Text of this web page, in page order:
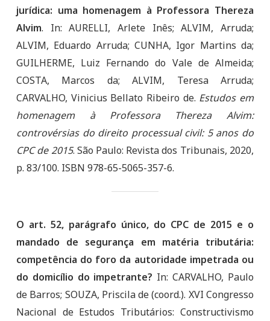
jurídica: uma homenagem à Professora Thereza
Alvim. In: AURELLI, Arlete Inês; ALVIM, Arruda;
ALVIM, Eduardo Arruda; CUNHA, Igor Martins da;
GUILHERME, Luiz Fernando do Vale de Almeida;
COSTA, Marcos da; ALVIM, Teresa Arruda;
CARVALHO, Vinicius Bellato Ribeiro de. Estudos em
homenagem à Professora Thereza Alvim:
controvérsias do direito processual civil: 5 anos do
CPC de 2015. São Paulo: Revista dos Tribunais, 2020,
p. 83/100. ISBN 978-65-5065-357-6.
O art. 52, parágrafo único, do CPC de 2015 e o
mandado de segurança em matéria tributária:
competência do foro da autoridade impetrada ou
do domicílio do impetrante? In: CARVALHO, Paulo
de Barros; SOUZA, Priscila de (coord.). XVI Congresso
Nacional de Estudos Tributários: Constructivismo